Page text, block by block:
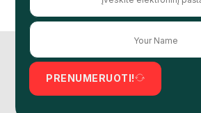
PRENUMERUOTI!